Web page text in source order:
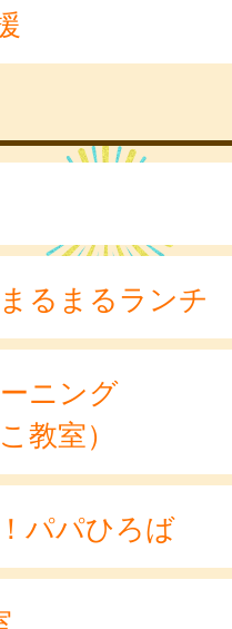
るまるランチ
ニング
教室）
パパひろば